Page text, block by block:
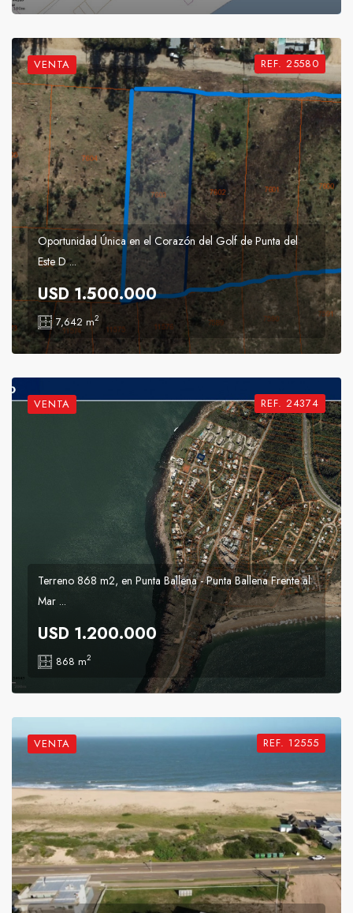
VENTA REF. 25580
Oportunidad Única en el Corazón del Golf de Punta del
Este D ...
USD 1.500.000
7,642 m2
VENTA REF. 24374
Terreno 868 m2, en Punta Ballena - Punta Ballena Frente al
Mar ...
USD 1.200.000
868 m2
VENTA REF. 12555